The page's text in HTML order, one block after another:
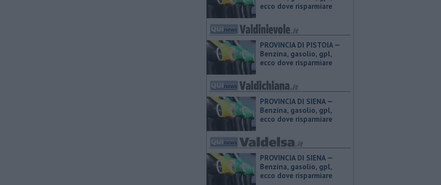
ecco dove risparmiare
PROVINCIA DI PISTOIA — ​
Benzina, gasolio, gpl,
ecco dove risparmiare
PROVINCIA DI SIENA — ​
Benzina, gasolio, gpl,
ecco dove risparmiare
PROVINCIA DI SIENA — ​
Benzina, gasolio, gpl,
ecco dove risparmiare